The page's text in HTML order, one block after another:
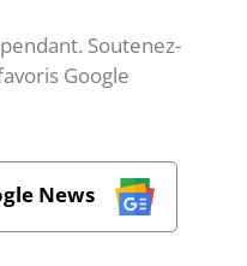
Soutenez-
Google
News